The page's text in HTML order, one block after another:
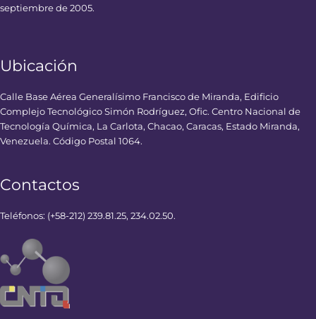
septiembre de 2005.
Ubicación
Calle Base Aérea Generalísimo Francisco de Miranda, Edificio
Complejo Tecnológico Simón Rodríguez, Ofic. Centro Nacional de
Tecnología Química, La Carlota, Chacao, Caracas, Estado Miranda,
Venezuela. Código Postal 1064.
Contactos
Teléfonos: (+58-212) 239.81.25, 234.02.50.